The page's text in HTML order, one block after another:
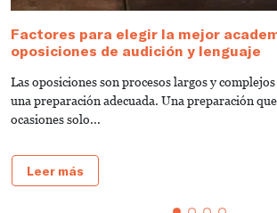
Factores para elegir la mejor
oposiciones de audición y lenguaje
Las oposiciones son procesos largos y
una preparación adecuada. Una preparación
ocasiones solo...
Leer más